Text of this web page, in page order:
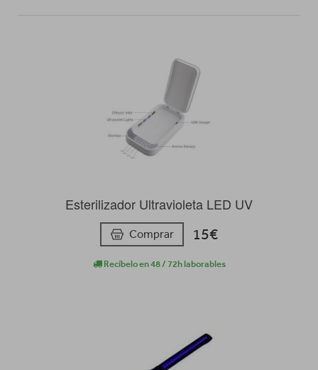
Esterilizador Ultravioleta LED UV
Comprar 15€
Recíbelo en 48 / 72h laborables